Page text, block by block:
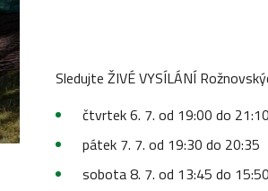
Sledujte ŽIVÉ VYSÍLÁNÍ
čtvrtek 6. 7. od 19:00 do 21:10
pátek 7. 7. od 19:30 do 20:35
sobota 8. 7. od 13:45 do